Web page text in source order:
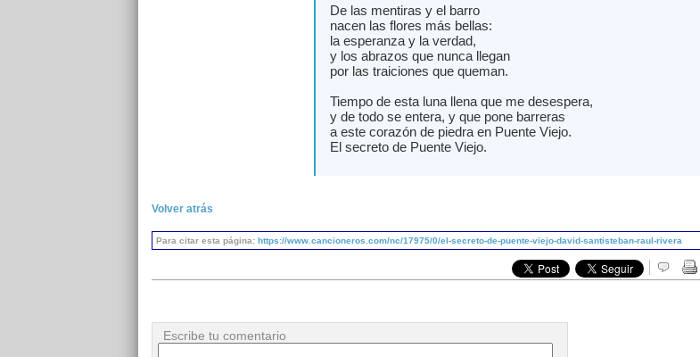
De las mentiras y el barro
nacen las flores más bellas:
la esperanza y la verdad,
y los abrazos que nunca llegan
por las traiciones que queman.
Tiempo de esta luna llena que me desespera,
y de todo se entera, y que pone barreras
a este corazón de piedra en Puente Viejo.
El secreto de Puente Viejo.
Volver atrás
Para citar esta página: https://www.cancioneros.com/nc/17975/0/el-secreto-de-puente-viejo-david-santisteban-raul-rivera
Escribe tu comentario